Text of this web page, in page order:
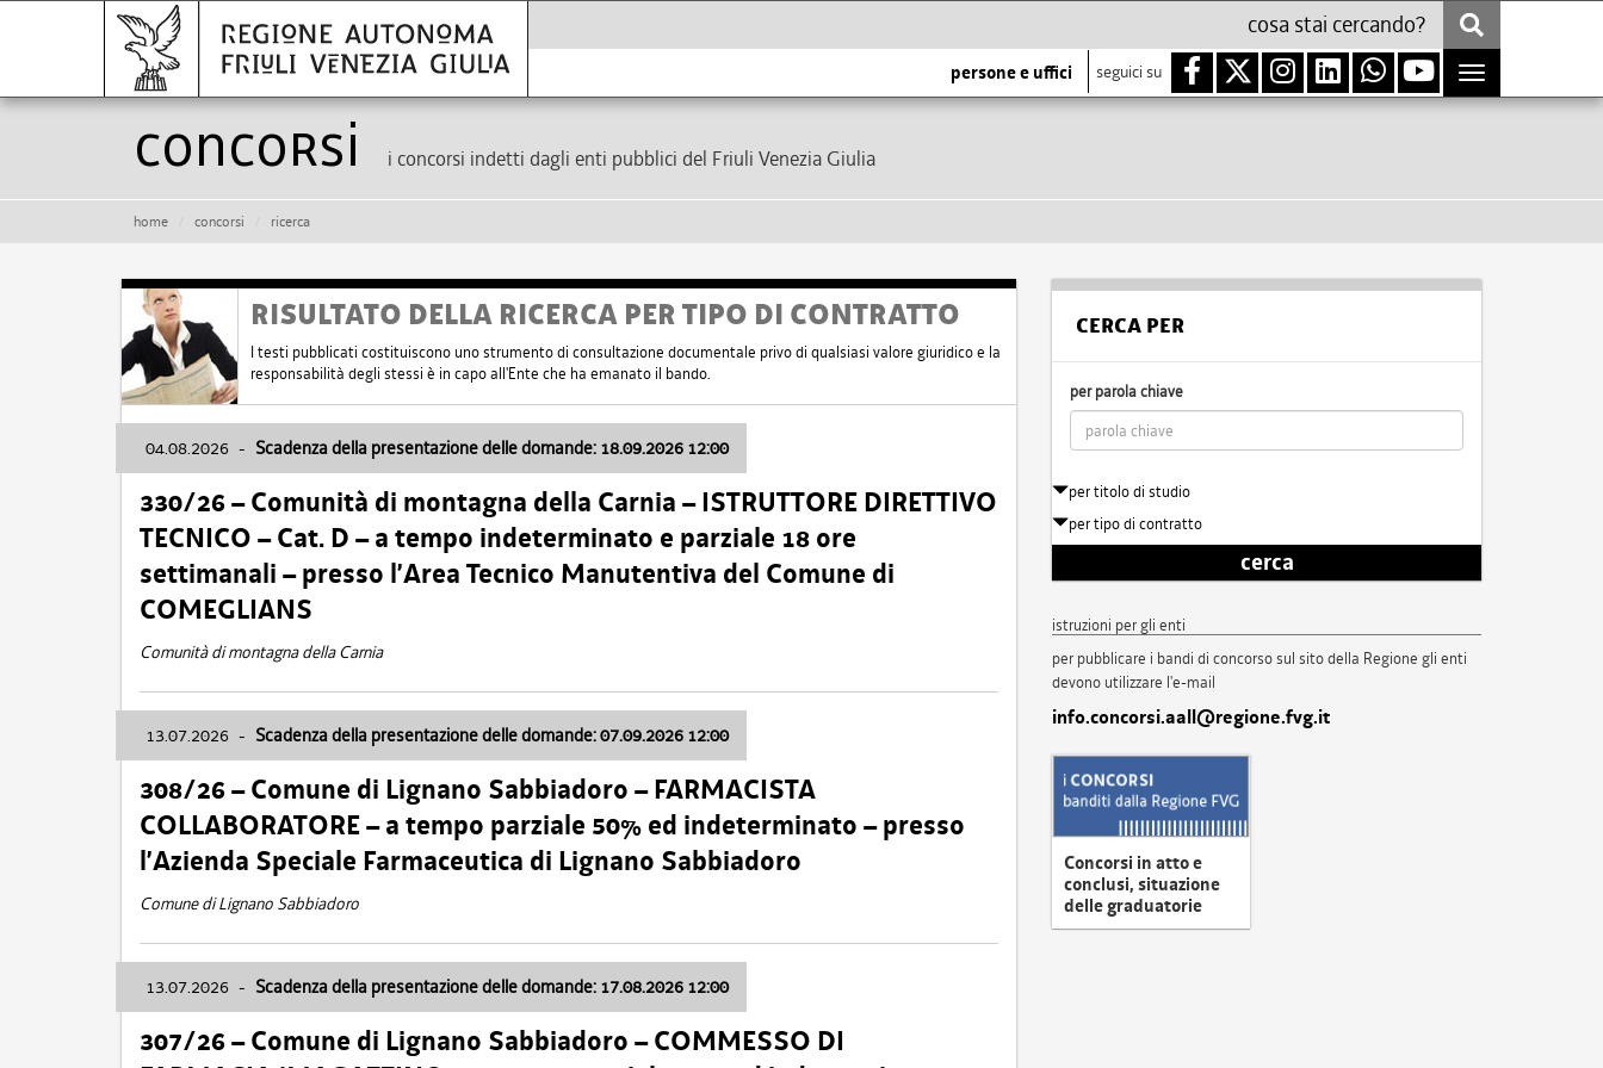
persone e uffici seguici su
Toggle
navigation
Concorsi i concorsi indetti dagli enti pubblici del Friuli Venezia Giulia
home concorsi ricerca
RISULTATO DELLA RICERCA PER TIPO DI CONTRATTO
I testi pubblicati costituiscono uno strumento di consultazione documentale privo di qualsiasi valore giuridico e la
responsabilità degli stessi è in capo all'Ente che ha emanato il bando.
04.08.2026 - Scadenza della presentazione delle domande: 18.09.2026 12:00
330/26 – Comunità di montagna della Carnia – ISTRUTTORE DIRETTIVO
TECNICO – Cat. D – a tempo indeterminato e parziale 18 ore
settimanali – presso l’Area Tecnico Manutentiva del Comune di
COMEGLIANS
Comunità di montagna della Carnia
13.07.2026 - Scadenza della presentazione delle domande: 07.09.2026 12:00
308/26 – Comune di Lignano Sabbiadoro – FARMACISTA
COLLABORATORE – a tempo parziale 50% ed indeterminato – presso
l’Azienda Speciale Farmaceutica di Lignano Sabbiadoro
Comune di Lignano Sabbiadoro
13.07.2026 - Scadenza della presentazione delle domande: 17.08.2026 12:00
307/26 – Comune di Lignano Sabbiadoro – COMMESSO DI
CERCA PER
per parola chiave
per titolo di studio
per tipo di contratto
cerca
istruzioni per gli enti
per pubblicare i bandi di concorso sul sito della Regione gli enti
devono utilizzare l'e-mail
info.concorsi.aall@regione.fvg.it
Concorsi in atto e
conclusi, situazione
delle graduatorie